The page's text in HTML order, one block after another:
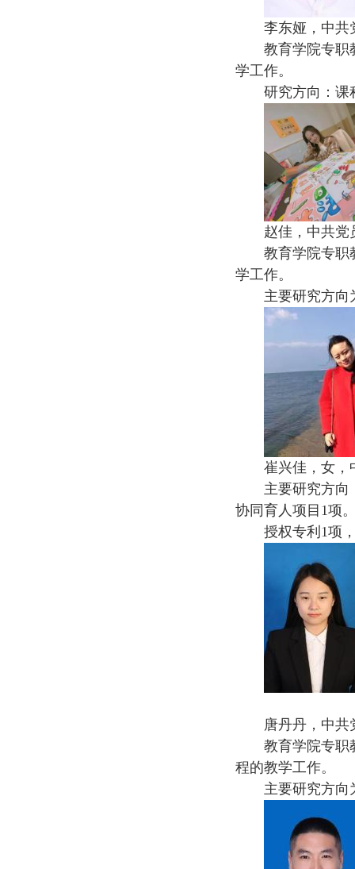
李东娅，中共
教育学院专职
学工作。
研究方向：课
赵佳，中共党
教育学院专职
学工作。
主要研究方向
崔兴佳，女，
主要研究方向
协同育人项目1项
授权专利1项
唐丹丹，中
教育学院专职
程的教学工作。
主要研究方向